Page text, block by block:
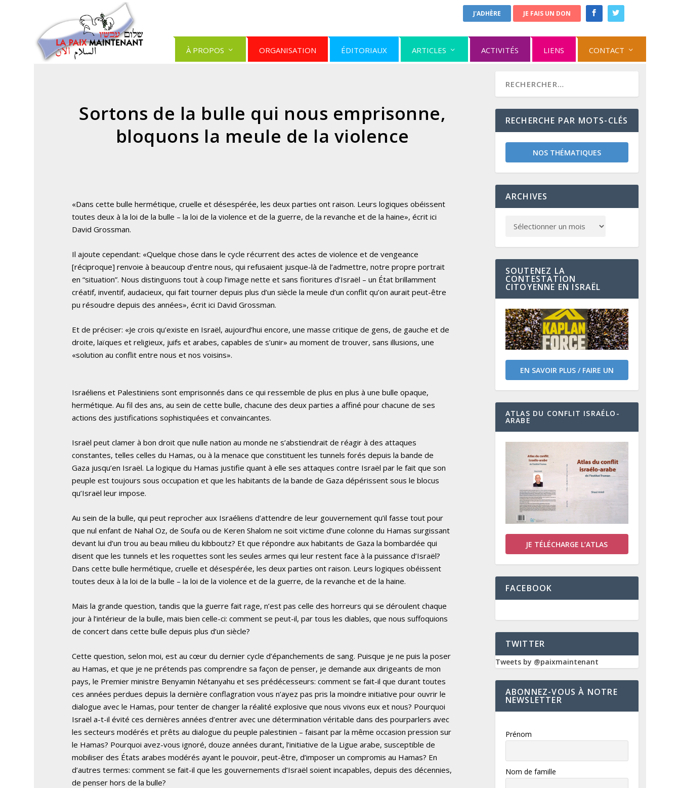
J'ADHÈRE JE FAIS UN DON
À PROPOS ORGANISATION ÉDITORIAUX ARTICLES ACTIVITÉS LIENS CONTACT
Sortons de la bulle qui nous emprisonne,
bloquons la meule de la violence
«Dans cette bulle hermétique, cruelle et désespérée, les deux parties ont raison. Leurs logiques obéissent
toutes deux à la loi de la bulle – la loi de la violence et de la guerre, de la revanche et de la haine», écrit ici
David Grossman.
Il ajoute cependant: «Quelque chose dans le cycle récurrent des actes de violence et de vengeance
[réciproque] renvoie à beaucoup d’entre nous, qui refusaient jusque-là de l’admettre, notre propre portrait
en “situation”. Nous distinguons tout à coup l’image nette et sans fioritures d’Israël – un État brillamment
créatif, inventif, audacieux, qui fait tourner depuis plus d’un siècle la meule d’un conflit qu’on aurait peut-être
pu résoudre depuis des années», écrit ici David Grossman.
Et de préciser: «Je crois qu’existe en Israël, aujourd’hui encore, une masse critique de gens, de gauche et de
droite, laïques et religieux, juifs et arabes, capables de s’unir» au moment de trouver, sans illusions, une
«solution au conflit entre nous et nos voisins».
Israéliens et Palestiniens sont emprisonnés dans ce qui ressemble de plus en plus à une bulle opaque,
hermétique. Au fil des ans, au sein de cette bulle, chacune des deux parties a affiné pour chacune de ses
actions des justifications sophistiquées et convaincantes.
Israël peut clamer à bon droit que nulle nation au monde ne s’abstiendrait de réagir à des attaques
constantes, telles celles du Hamas, ou à la menace que constituent les tunnels forés depuis la bande de
Gaza jusqu’en Israël. La logique du Hamas justifie quant à elle ses attaques contre Israël par le fait que son
peuple est toujours sous occupation et que les habitants de la bande de Gaza dépérissent sous le blocus
qu’Israël leur impose.
Au sein de la bulle, qui peut reprocher aux Israéliens d’attendre de leur gouvernement qu’il fasse tout pour
que nul enfant de Nahal Oz, de Soufa ou de Keren Shalom ne soit victime d’une colonne du Hamas surgissant
devant lui d’un trou au beau milieu du kibboutz? Et que répondre aux habitants de Gaza la bombardée qui
disent que les tunnels et les roquettes sont les seules armes qui leur restent face à la puissance d’Israël?
Dans cette bulle hermétique, cruelle et désespérée, les deux parties ont raison. Leurs logiques obéissent
toutes deux à la loi de la bulle – la loi de la violence et de la guerre, de la revanche et de la haine.
Mais la grande question, tandis que la guerre fait rage, n’est pas celle des horreurs qui se déroulent chaque
jour à l’intérieur de la bulle, mais bien celle-ci: comment se peut-il, par tous les diables, que nous suffoquions
de concert dans cette bulle depuis plus d’un siècle?
Cette question, selon moi, est au cœur du dernier cycle d’épanchements de sang. Puisque je ne puis la poser
au Hamas, et que je ne prétends pas comprendre sa façon de penser, je demande aux dirigeants de mon
pays, le Premier ministre Benyamin Nétanyahu et ses prédécesseurs: comment se fait-il que durant toutes
ces années perdues depuis la dernière conflagration vous n’ayez pas pris la moindre initiative pour ouvrir le
dialogue avec le Hamas, pour tenter de changer la réalité explosive que nous vivons eux et nous? Pourquoi
Israël a-t-il évité ces dernières années d’entrer avec une détermination véritable dans des pourparlers avec
les secteurs modérés et prêts au dialogue du peuple palestinien – faisant par la même occasion pression sur
le Hamas? Pourquoi avez-vous ignoré, douze années durant, l’initiative de la Ligue arabe, susceptible de
mobiliser des États arabes modérés ayant le pouvoir, peut-être, d’imposer un compromis au Hamas? En
d’autres termes: comment se fait-il que les gouvernements d’Israël soient incapables, depuis des décennies,
de penser hors de la bulle?
RECHERCHE PAR MOTS-CLÉS
NOS THÉMATIQUES
ARCHIVES
SOUTENEZ LA
CONTESTATION
CITOYENNE EN ISRAËL
EN SAVOIR PLUS / FAIRE UN
DON
ATLAS DU CONFLIT ISRAÉLO-
ARABE
JE TÉLÉCHARGE L’ATLAS
FACEBOOK
TWITTER
Tweets by @paixmaintenant
ABONNEZ-VOUS À NOTRE
NEWSLETTER
Prénom
Nom de famille